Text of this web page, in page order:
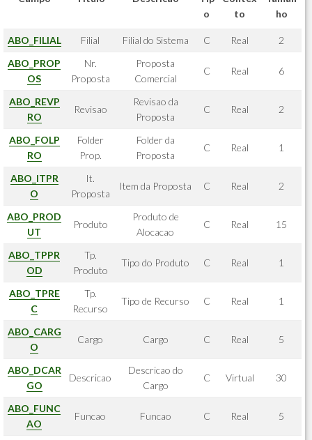
o
to
ho
ABO_FILIAL Filial Filial do Sistema C Real
2
ABO_PROP
OS
Nr.
Proposta
Proposta
Comercial
C Real 6
ABO_REVP
RO
Revisao
Revisao da
Proposta
C Real 2
ABO_FOLP
RO
Folder
Prop.
Folder da
Proposta
C Real 1
ABO_ITPR
O
It.
Proposta
Item da Proposta C Real 2
ABO_PROD
UT
Produto
Produto de
Alocacao
C Real 15
ABO_TPPR
OD
Tp.
Produto
Tipo do Produto C Real 1
ABO_TPRE
C
Tp.
Recurso
Tipo de Recurso C Real 1
ABO_CARG
O
Cargo Cargo C Real 5
ABO_DCAR
GO
Descricao
Descricao do
Cargo
C Virtual 30
ABO_FUNC
AO
Funcao Funcao C Real 5